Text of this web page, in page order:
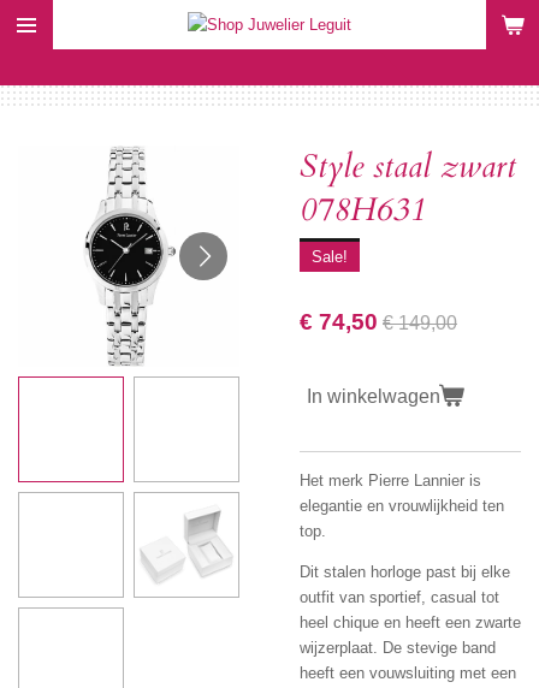
Ga
de
Style staal zwart
078H631
Sale!
€ 74,50 € 149,00
In winkelwagen
Het merk Pierre Lannier is
elegantie en vrouwlijkheid ten
top.
Dit stalen horloge past bij elke
outfit van sportief, casual tot
heel chique en heeft een zwarte
wijzerplaat. De stevige band
heeft een vouwsluiting met een